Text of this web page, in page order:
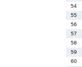
54
55
56
57
58
59
60